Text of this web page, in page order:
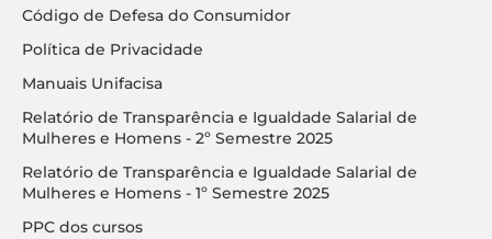
Código de Defesa do Consumidor
Política de Privacidade
Manuais Unifacisa
Relatório de Transparência e Igualdade Salarial de
Mulheres e Homens - 2º Semestre 2025
Relatório de Transparência e Igualdade Salarial de
Mulheres e Homens - 1º Semestre 2025
PPC dos cursos